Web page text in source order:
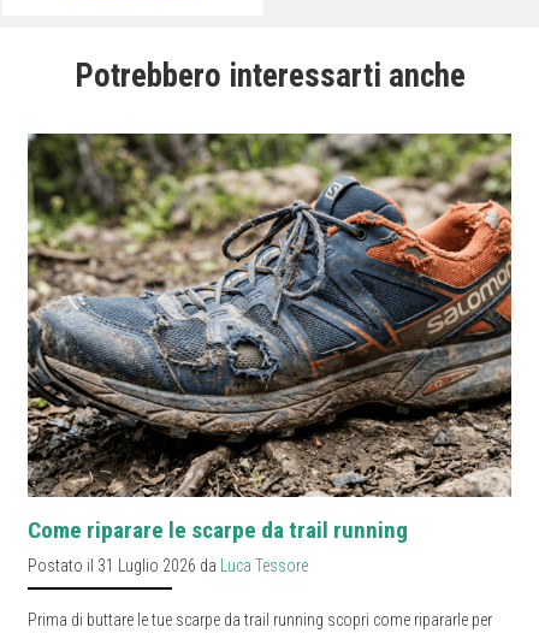
Potrebbero interessarti anche
Come riparare le scarpe da trail running
Postato il 31 Luglio 2026 da Luca Tessore
Prima di buttare le tue scarpe da trail running scopri come ripararle per